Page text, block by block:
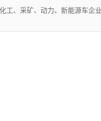
工、采矿、动力、新能源车企